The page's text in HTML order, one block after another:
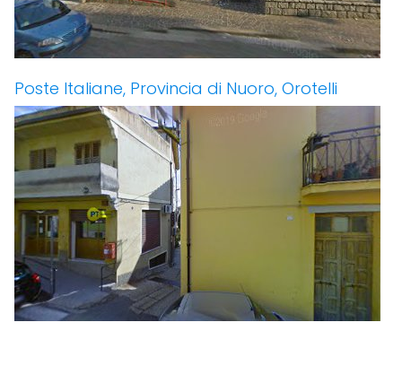
Poste Italiane, Provincia di Nuoro, Orotelli